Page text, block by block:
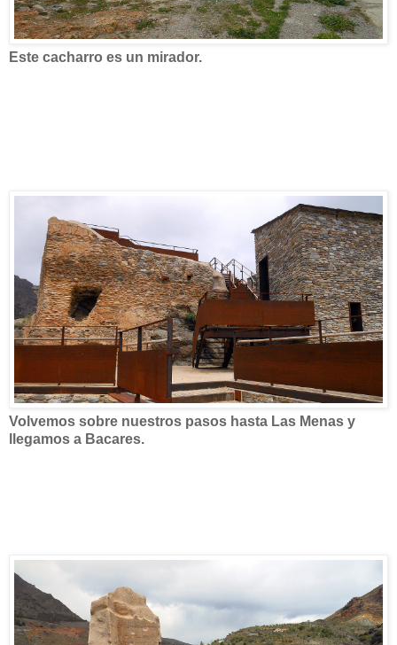
Este cacharro es un mirador.
Volvemos sobre nuestros pasos hasta Las Menas y
llegamos a Bacares.